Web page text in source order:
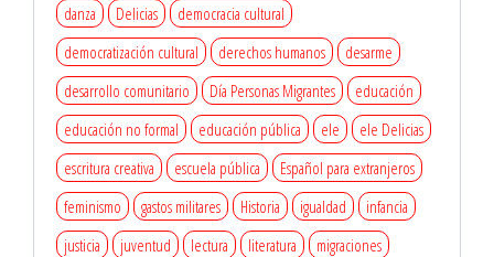
danza
Delicias
democracia cultural
democratización cultural
derechos humanos
desarme
desarrollo comunitario
Día Personas Migrantes
educación
educación no formal
educación pública ele
ele Delicias
escritura creativa
escuela pública
Español para extranjeros
feminismo
gastos militares Historia igualdad
infancia
justicia
juventud lectura literatura
migraciones